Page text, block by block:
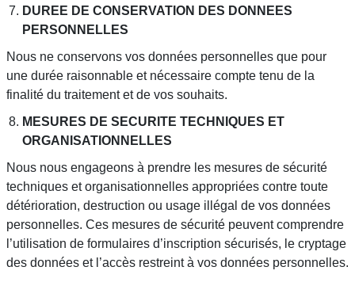
DUREE DE CONSERVATION DES DONNEES
PERSONNELLES
Nous ne conservons vos données personnelles que pour
une durée raisonnable et nécessaire compte tenu de la
finalité du traitement et de vos souhaits.
MESURES DE SECURITE TECHNIQUES ET
ORGANISATIONNELLES
Nous nous engageons à prendre les mesures de sécurité
techniques et organisationnelles appropriées contre toute
détérioration, destruction ou usage illégal de vos données
personnelles. Ces mesures de sécurité peuvent comprendre
l’utilisation de formulaires d’inscription sécurisés, le cryptage
des données et l’accès restreint à vos données personnelles.